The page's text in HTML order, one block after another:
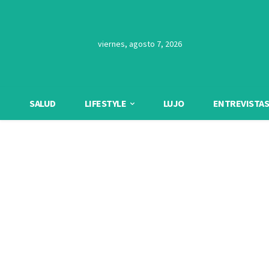
viernes, agosto 7, 2026
SALUD LIFESTYLE LUJO ENTREVISTAS